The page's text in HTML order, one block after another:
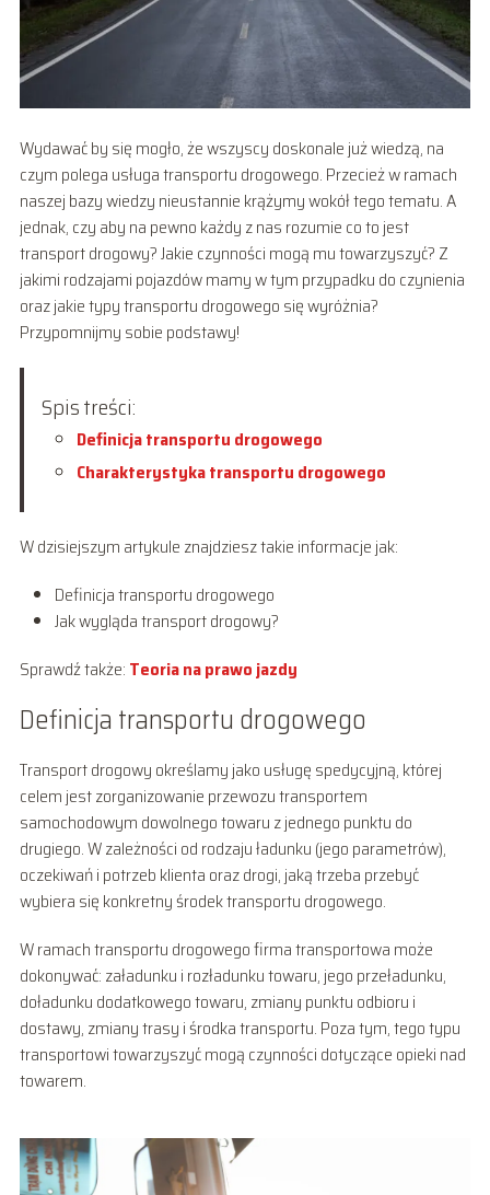
Wydawać by się mogło, że wszyscy doskonale już wiedzą, na
czym polega usługa transportu drogowego. Przecież w ramach
naszej bazy wiedzy nieustannie krążymy wokół tego tematu. A
jednak, czy aby na pewno każdy z nas rozumie co to jest
transport drogowy? Jakie czynności mogą mu towarzyszyć? Z
jakimi rodzajami pojazdów mamy w tym przypadku do czynienia
oraz jakie typy transportu drogowego się wyróżnia?
Przypomnijmy sobie podstawy!
Spis treści:
Definicja transportu drogowego
Charakterystyka transportu drogowego
W dzisiejszym artykule znajdziesz takie informacje jak:
Definicja transportu drogowego
Jak wygląda transport drogowy?
Sprawdź także: Teoria na prawo jazdy
Definicja transportu drogowego
Transport drogowy określamy jako usługę spedycyjną, której
celem jest zorganizowanie przewozu transportem
samochodowym dowolnego towaru z jednego punktu do
drugiego. W zależności od rodzaju ładunku (jego parametrów),
oczekiwań i potrzeb klienta oraz drogi, jaką trzeba przebyć
wybiera się konkretny środek transportu drogowego.
W ramach transportu drogowego firma transportowa może
dokonywać: załadunku i rozładunku towaru, jego przeładunku,
doładunku dodatkowego towaru, zmiany punktu odbioru i
dostawy, zmiany trasy i środka transportu. Poza tym, tego typu
transportowi towarzyszyć mogą czynności dotyczące opieki nad
towarem.